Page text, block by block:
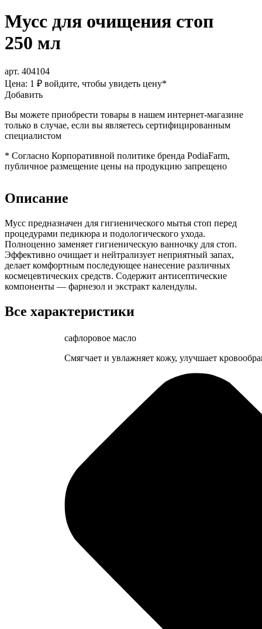
Мусс для очищения стоп
250 мл
арт. 404104
Цена: 1 ₽ войдите, чтобы увидеть цену*
Добавить
Вы можете приобрести товары в нашем интернет-магазине
только в случае, если вы являетесь сертифицированным
специалистом
* Согласно Корпоративной политике бренда PodiaFarm,
публичное размещение цены на продукцию запрещено
Описание
Мусс предназначен для гигиенического мытья стоп перед
процедурами педикюра и подологического ухода.
Полноценно заменяет гигиеническую ванночку для стоп.
Эффективно очищает и нейтрализует неприятный запах,
делает комфортным последующее нанесение различных
космецевтических средств. Содержит антисептические
компоненты — фарнезол и экстракт календулы.
Все характеристики
сафлоровое масло
Смягчает и увлажняет кожу, улучшает